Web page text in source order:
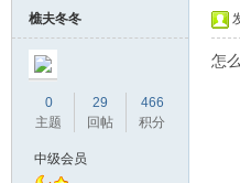
樵夫冬冬
0
主题
29
回帖
466
积分
中级会员
怎